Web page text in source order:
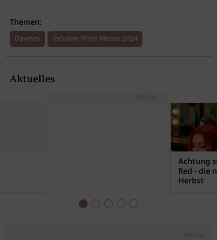
Themen:
Davines imSalon Wien Messe 2024
Aktuelles
Anzeige
Achtung
Red - die
Herbst
Anzeige